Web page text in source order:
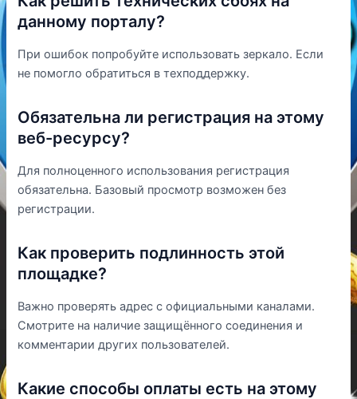
данному порталу?
При ошибок попробуйте использовать зеркало. Если
не помогло обратиться в техподдержку.
Обязательна ли регистрация на этому
веб-ресурсу?
Для полноценного использования регистрация
обязательна. Базовый просмотр возможен без
регистрации.
Как проверить подлинность этой
площадке?
Важно проверять адрес с официальными каналами.
Смотрите на наличие защищённого соединения и
комментарии других пользователей.
Какие способы оплаты есть на этому